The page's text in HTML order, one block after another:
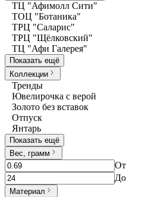
ТЦ "Афимолл Сити"
ТОЦ "Ботаника"
ТРЦ "Саларис"
ТРЦ "Щёлковский"
ТЦ "Афи Галерея"
Показать ещё
Коллекции
Тренды
Ювелирочка с верой
Золото без вставок
Отпуск
Янтарь
Показать ещё
Вес, грамм
От
До
Материал